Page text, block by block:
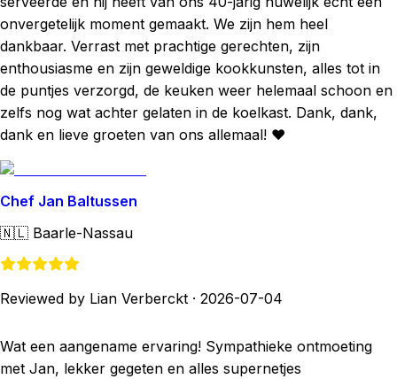
onvergetelijk moment gemaakt. We zijn hem heel
dankbaar. Verrast met prachtige gerechten, zijn
enthousiasme en zijn geweldige kookkunsten, alles tot in
de puntjes verzorgd, de keuken weer helemaal schoon en
zelfs nog wat achter gelaten in de koelkast. Dank, dank,
dank en lieve groeten van ons allemaal! ♥️
Chef Jan Baltussen
🇳🇱 Baarle-Nassau
Reviewed by Lian Verberckt · 2026-07-04
Wat een aangename ervaring! Sympathieke ontmoeting
met Jan, lekker gegeten en alles supernetjes